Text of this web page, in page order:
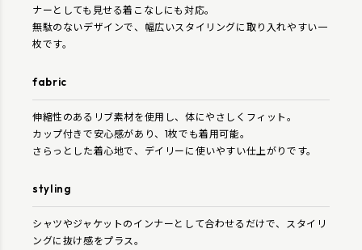
ナーとしても見せる着こなしにも対応。
無駄のないデザインで、幅広いスタイリングに取り入れやすい一
枚です。
fabric
伸縮性のあるリブ素材を使用し、体にやさしくフィット。
カップ付きで安心感があり、1枚でも着用可能。
さらっとした着心地で、デイリーに使いやすい仕上がりです。
styling
シャツやジャケットのインナーとして合わせるだけで、スタイリ
ングに抜け感をプラス。